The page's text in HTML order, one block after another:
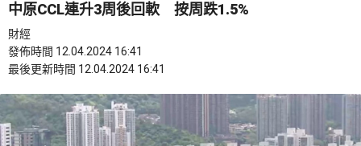
中原CCL連升3周後回軟 按周跌1.5%
財經
發佈時間 12.04.2024 16:41
最後更新時間 12.04.2024 16:41